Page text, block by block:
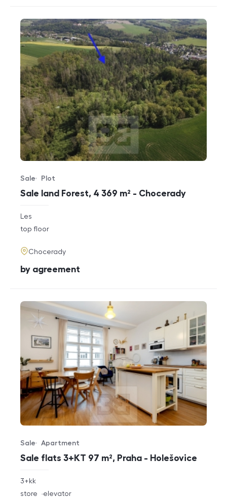
Sale land Forest, 4 369 m² - Chocerady
Offer type
Sale
Property type
Plot
rozměry
Les
funkce
top floor
adresa
Chocerady
cena
by agreement
Sale flats 3+KT 97 m², Praha - Holešovice
Offer type
Sale
Property type
Apartment
rozměry
disposition
3+kk
funkce
store elevator